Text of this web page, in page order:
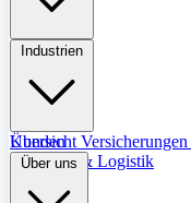
Industrien
Übersicht Versicherungen
Transport & Logistik
Kunden
Über uns